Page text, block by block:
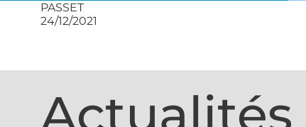
PASSET
24/12/2021
Actualités